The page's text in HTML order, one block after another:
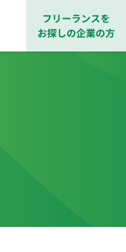
フリーランスを
お探しの企業の方